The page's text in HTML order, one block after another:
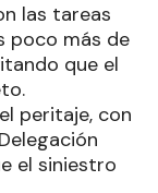
las tareas
poco más de
que el
peritaje, con
el siniestro